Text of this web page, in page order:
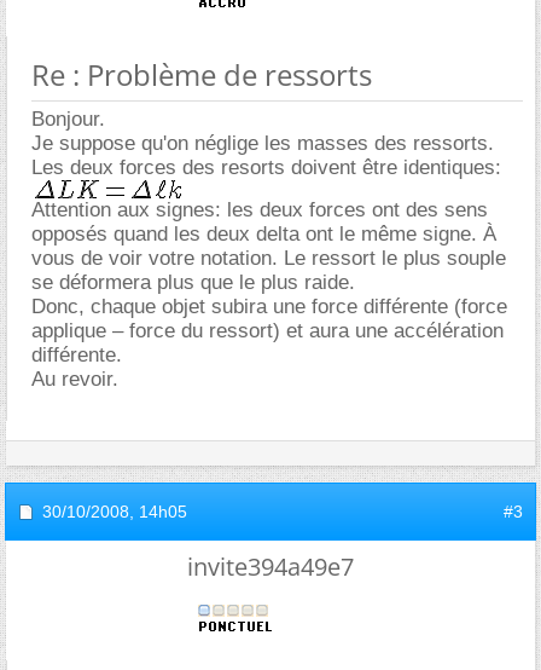
Re : Problème de ressorts
Bonjour.
Je suppose qu'on néglige les masses des ressorts.
Les deux forces des resorts doivent être identiques:
Attention aux signes: les deux forces ont des sens
opposés quand les deux delta ont le même signe. À
vous de voir votre notation. Le ressort le plus souple
se déformera plus que le plus raide.
Donc, chaque objet subira une force différente (force
applique – force du ressort) et aura une accélération
différente.
Au revoir.
30/10/2008, 14h05 #3
invite394a49e7